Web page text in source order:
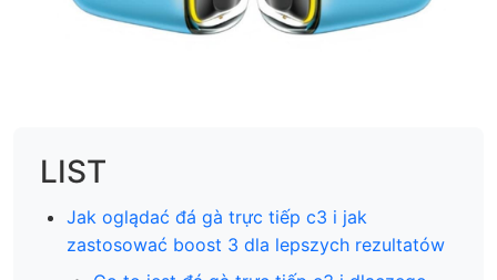
LIST
Jak oglądać đá gà trực tiếp c3 i jak
zastosować boost 3 dla lepszych rezultatów